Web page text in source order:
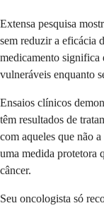
Extensa pesquisa
sem reduzir a eficácia
medicamento significa
vulneráveis enquanto
Ensaios clínicos
têm resultados de
com aqueles que não
uma medida protetora
câncer.
Seu oncologista só